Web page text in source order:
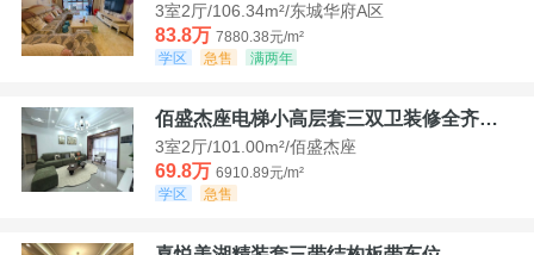
3室2厅/106.34m²/东城华府A区
83.8万 7880.38元/m²
学区
急售 满两年
佰盛杰座电梯小高层套三双卫装修全齐诚意出售
3室2厅/101.00m²/佰盛杰座
69.8万 6910.89元/m²
学区
急售